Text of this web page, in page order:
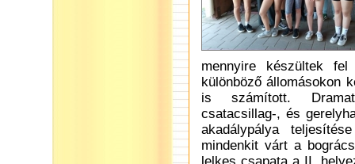
mennyire készültek
különböző állomásokon
is számított.
csatacsillag-, és
akadálypálya
mindenkit várt a